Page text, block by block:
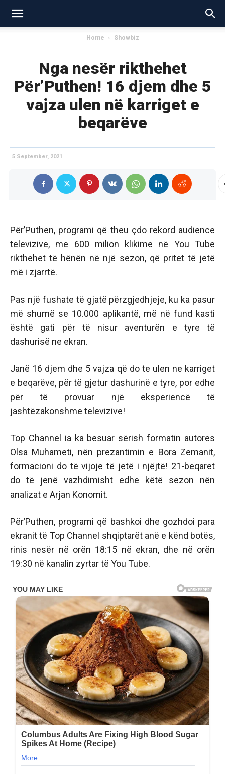
Home Showbiz
Nga nesër rikthehet
Për’Puthen! 16 djem dhe 5
vajza ulen në karriget e
beqarëve
5 September, 2021
Për’Puthen, programi që theu çdo rekord audience
televizive, me 600 milion klikime në You Tube
rikthehet të hënën në një sezon, që pritet të jetë
më i zjarrtë.
Pas një fushate të gjatë përzgjedhjeje, ku ka pasur
më shumë se 10.000 aplikantë, më në fund kasti
është gati për të nisur aventurën e tyre të
dashurisë ne ekran.
Janë 16 djem dhe 5 vajza që do te ulen ne karriget
e beqarëve, për të gjetur dashurinë e tyre, por edhe
për të provuar një eksperiencë të
jashtëzakonshme televizive!
Top Channel ia ka besuar sërish formatin autores
Olsa Muhameti, nën prezantimin e Bora Zemanit,
formacioni do të vijoje të jetë i njëjtë! 21-beqaret
do të jenë vazhdimisht edhe këtë sezon nën
analizat e Arjan Konomit.
Për’Puthen, programi që bashkoi dhe gozhdoi para
ekranit të Top Channel shqiptarët anë e kënd botës,
rinis nesër në orën 18:15 në ekran, dhe në orën
19:30 në kanalin zyrtar të You Tube.